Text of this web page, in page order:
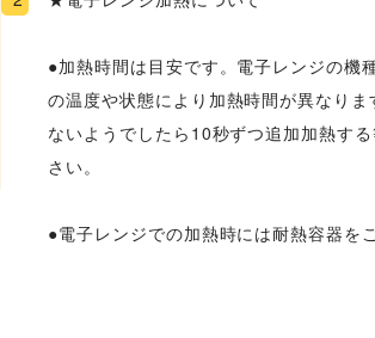
●加熱時間は目安です。電子レンジの機
の温度や状態により加熱時間が異なりま
ないようでしたら10秒ずつ追加加熱す
さい。
●電子レンジでの加熱時には耐熱容器を